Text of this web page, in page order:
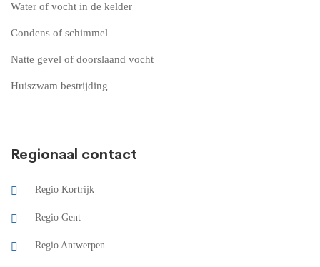
Water of vocht in de kelder
Condens of schimmel
Natte gevel of doorslaand vocht
Huiszwam bestrijding
Regionaal contact
Regio Kortrijk
Regio Gent
Regio Antwerpen